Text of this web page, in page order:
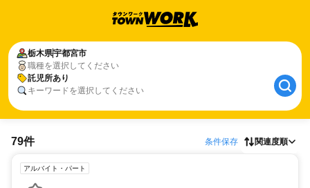
栃木県宇都宮市
職種を選択してください
託児所あり
キーワードを選択してください
79件 条件保存 関連度順
アルバイト・パート